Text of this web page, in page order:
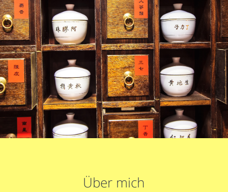
Über mich